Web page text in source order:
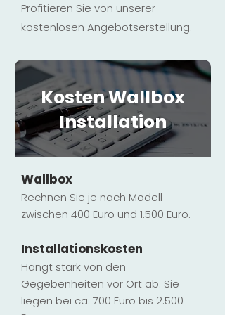
Profitieren Sie von unserer
kostenlosen Angebotserstellung.
Kosten Wallbox
Installation
Wallbox
Rechnen Sie je nach Modell
zwischen 400 Euro und 1.500 Euro.
Installationskosten
Hängt stark von den
Gegebenheiten vor Ort ab. Sie
liegen bei ca. 700 Euro bis 2.500